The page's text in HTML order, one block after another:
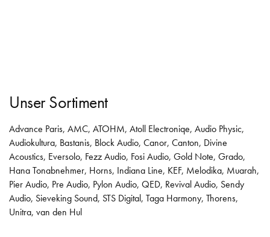
Unser Sortiment
Advance Paris, AMC, ATOHM, Atoll Electroniqe, Audio Physic,
Audiokultura, Bastanis, Block Audio, Canor, Canton, Divine
Acoustics, Eversolo, Fezz Audio, Fosi Audio, Gold Note, Grado,
Hana Tonabnehmer, Horns, Indiana Line, KEF, Melodika, Muarah,
Pier Audio, Pre Audio, Pylon Audio, QED, Revival Audio, Sendy
Audio, Sieveking Sound, STS Digital, Taga Harmony, Thorens,
Unitra, van den Hul